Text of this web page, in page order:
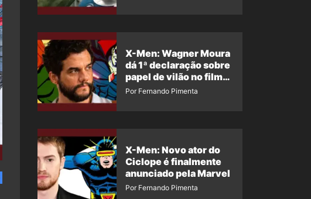
X-Men: Wagner Moura
dá 1ª declaração sobre
papel de vilão no filme
da Marvel
Por Fernando Pimenta
X-Men: Novo ator do
Ciclope é finalmente
anunciado pela Marvel
Por Fernando Pimenta